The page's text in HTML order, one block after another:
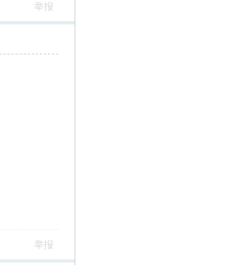
举报
举报